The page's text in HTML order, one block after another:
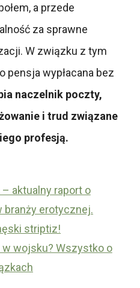
a przede
za sprawne
W związku z tym
pensja wypłacana bez
naczelnik poczty,
i trud związane
profesją.
aktualny raport o
branży erotycznej.
striptiz!
w wojsku? Wszystko o